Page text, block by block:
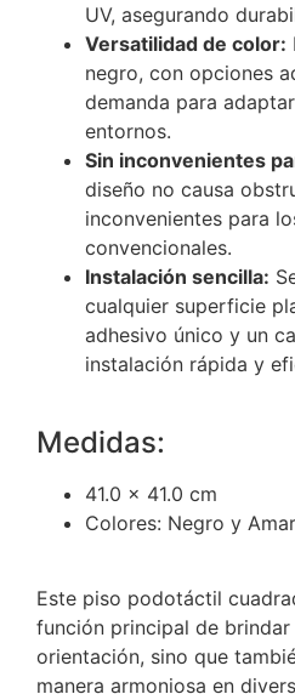
UV, asegurando
Versatilidad de color:
negro, con opciones
demanda para
entornos.
Sin inconvenientes
diseño no causa
inconvenientes para
convencionales.
Instalación sencilla:
cualquier superficie
adhesivo único y un
instalación rápida y
Medidas:
41.0 x 41.0 cm
Colores: Negro y
Este piso podotáctil
función principal de
orientación, sino que
manera armoniosa en